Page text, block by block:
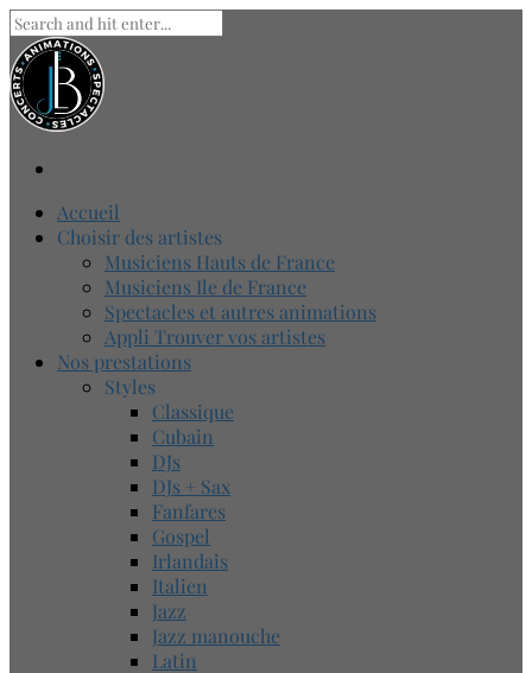
Accueil
Choisir des artistes
Musiciens Hauts de France
Musiciens Ile de France
Spectacles et autres animations
Appli Trouver vos artistes
Nos prestations
Styles
Classique
Cubain
DJs
DJs + Sax
Fanfares
Gospel
Irlandais
Italien
Jazz
Jazz manouche
Latin